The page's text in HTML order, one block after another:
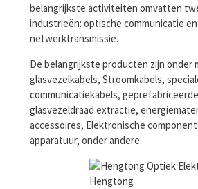
belangrijkste activiteiten omvatten
industrieën: optische communicatie en
netwerktransmissie.
De belangrijkste producten zijn onder
glasvezelkabels, Stroomkabels,
communicatiekabels,
glasvezeldraad extractie,
accessoires, Elektronische
apparatuur, onder andere.
Hengtong